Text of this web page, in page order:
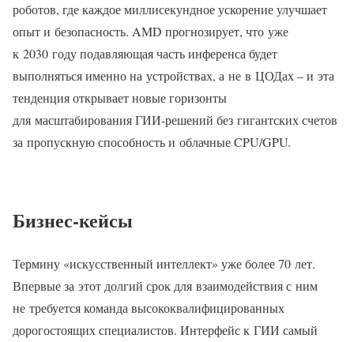
роботов, где каждое миллисекундное ускорение улучшает
опыт и безопасность. AMD прогнозирует, что уже
к 2030 году подавляющая часть инференса будет
выполняться именно на устройствах, а не в ЦОДах – и эта
тенденция открывает новые горизонты
для масштабирования ГИИ-решений без гигантских счетов
за пропускную способность и облачные CPU/GPU.
Бизнес-кейсы
Термину «искусственный интеллект» уже более 70 лет.
Впервые за этот долгий срок для взаимодействия с ним
не требуется команда высококвалифицированных
дорогостоящих специалистов. Интерфейс к ГИИ самый